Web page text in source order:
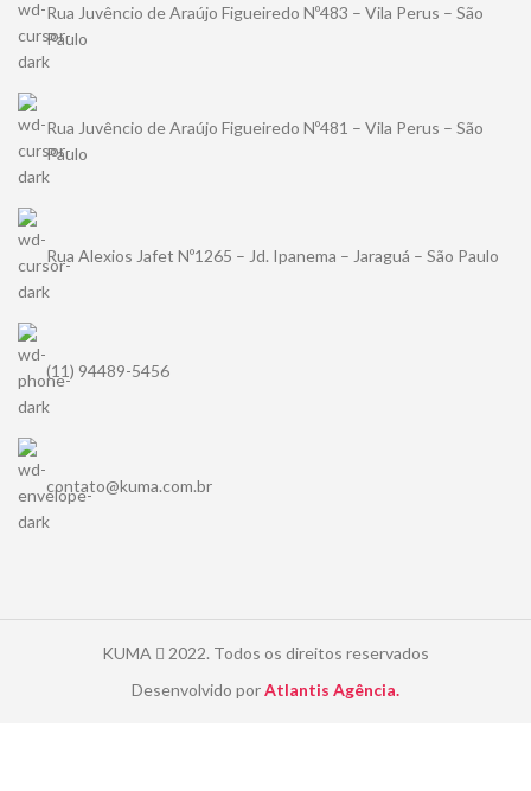
Rua Juvêncio de Araújo Figueiredo Nº483 – Vila Perus – São
Paulo
Rua Juvêncio de Araújo Figueiredo Nº481 – Vila Perus – São
Paulo
Rua Alexios Jafet Nº1265 – Jd. Ipanema – Jaraguá – São Paulo
(11) 94489-5456
contato@kuma.com.br
KUMA
2022. Todos os direitos reservados
Desenvolvido porAtlantis Agência.